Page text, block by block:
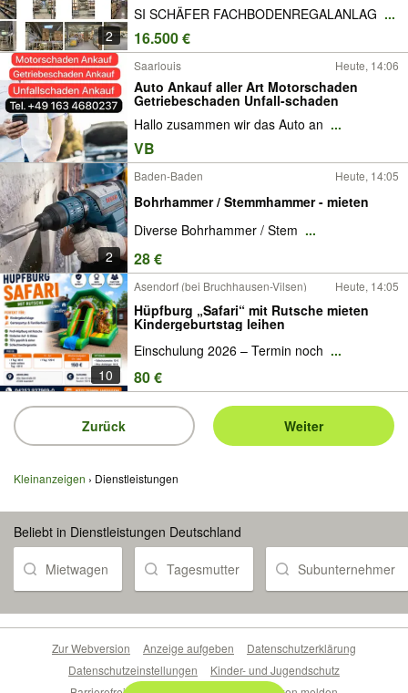
2
SI SCHÄFER FACHBODENREGALANLAG ...
16.500 €
Saarlouis Heute, 14:06
Auto Ankauf aller Art Motorschaden
Getriebeschaden Unfall-schaden
Hallo zusammen wir das Auto an ...
VB
2
Baden-Baden Heute, 14:05
Bohrhammer / Stemmhammer - mieten
Diverse Bohrhammer / Stem ...
28 €
10
Asendorf (bei Bruchhausen-Vilsen) Heute, 14:05
Hüpfburg „Safari“ mit Rutsche mieten
Kindergeburtstag leihen
Einschulung 2026 – Termin noch ...
80 €
Zurück Weiter
Kleinanzeigen Dienstleistungen
Beliebt in Dienstleistungen Deutschland
Mietwagen Tagesmutter Subunternehmer
Zur Webversion Anzeige aufgeben
Datenschutzerklärung
Datenschutzeinstellungen
Kinder- und Jugendschutz